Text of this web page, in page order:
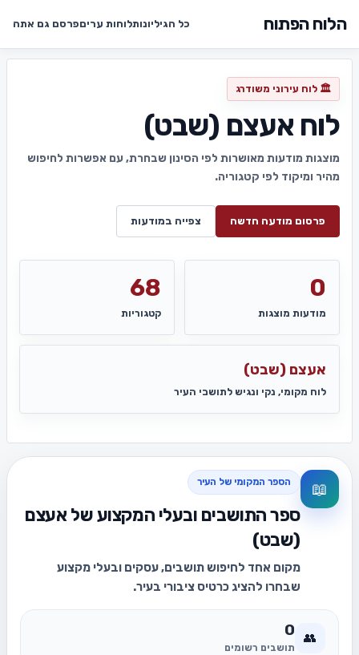
הלוח הפתוח כל הגיליונותלוחות עריםפרסם גם אתה
🏛️ לוח עירוני משודרג
לוח אעצם (שבט)
מוצגות מודעות מאושרות לפי הסינון שבחרת, עם אפשרות לחיפוש
מהיר ומיקוד לפי קטגוריה.
פרסום מודעה חדשה צפייה במודעות
0
מודעות מוצגות
68
קטגוריות
אעצם (שבט)
לוח מקומי, נקי ונגיש לתושבי העיר
📖 הספר המקומי של העיר
ספר התושבים ובעלי המקצוע של אעצם
(שבט)
מקום אחד לחיפוש תושבים, עסקים ובעלי מקצוע
שבחרו להציג כרטיס ציבורי בעיר.
👥
0
תושבים רשומים